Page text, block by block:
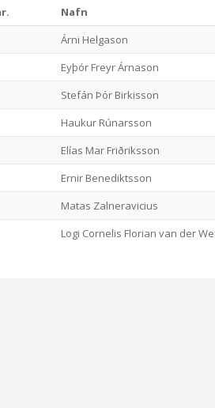
Nafn
Árni Helgason
Eyþór Freyr Árnason
Stefán Þór Birkisson
Haukur Rúnarsson
Elías Mar Friðriksson
Ernir Benediktsson
Matas Zalneravicius
Logi Cornelis Florian van der